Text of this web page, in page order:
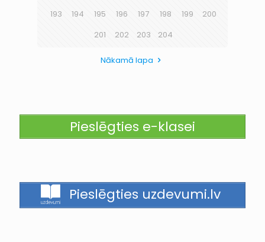
193
194 195 196 197 198 199
200
201
202 203 204
Nākamā lapa
Pieslēgties e-klasei
Pieslēgties uzdevumi.lv